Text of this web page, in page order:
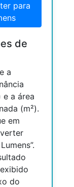
para
de
a
e a área
(m²).
em
do